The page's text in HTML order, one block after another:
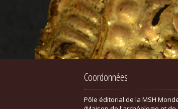
Coordonnées
Pôle éditorial de la MSH